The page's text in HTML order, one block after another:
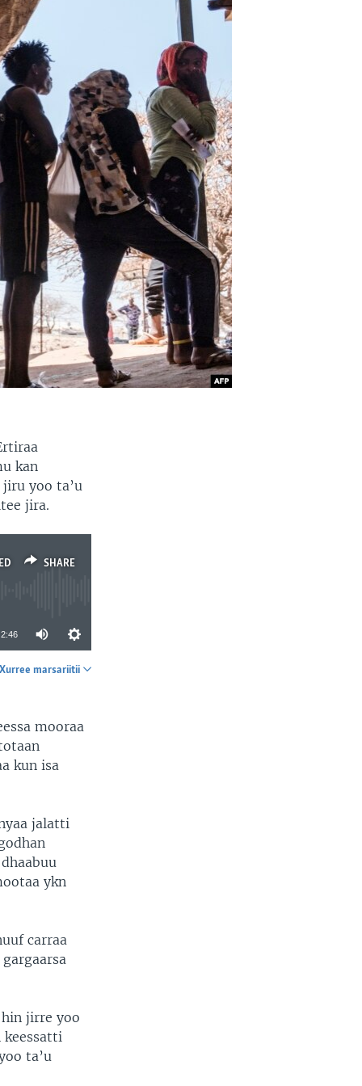
kan
yoo ta’u
jira.
SHARE
2:46
marsariitii
mooraa
kun isa
jalatti
ykn
carraa
jirre yoo
keessatti
ta’u